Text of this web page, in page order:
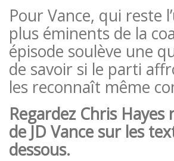
Pour Vance, qui reste
plus éminents de la
épisode soulève une
de savoir si le parti
les reconnaît même
Regardez Chris
de JD Vance sur les
dessous.